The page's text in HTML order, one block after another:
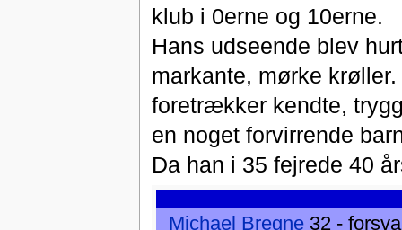
klub i 0erne og 10erne.
Hans udseende blev
markante, mørke
foretrækker kendte,
en noget forvirrende
Da han i 35 fejrede 40
Michael Bregne32 -